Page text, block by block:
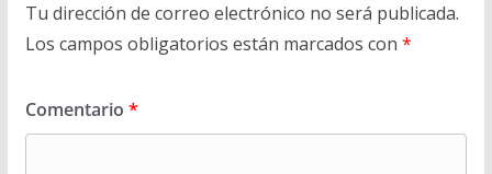
Tu dirección de correo electrónico no será publicada.
Los campos obligatorios están marcados con *
Comentario *